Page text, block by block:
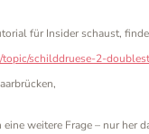
für Insider schaust,
schilddruese-2-
weitere Frage – nur her